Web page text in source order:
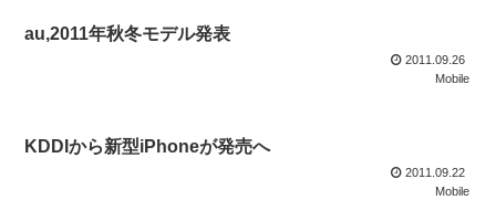
au,2011年秋冬モデル発表
2011.09.26
Mobile
KDDIから新型iPhoneが発売へ
2011.09.22
Mobile